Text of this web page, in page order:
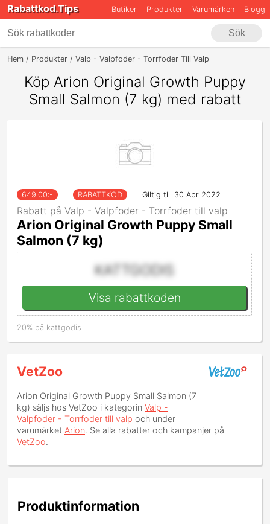
Rabattkod.Tips Butiker Produkter Varumärken Blogg
Sök
Hem Produkter Valp - Valpfoder - Torrfoder Till Valp
Köp Arion Original Growth Puppy
Small Salmon (7 kg) med rabatt
649.00:- RABATTKOD Giltig till 30 Apr 2022
Rabatt på Valp - Valpfoder - Torrfoder till valp
Arion Original Growth Puppy Small
Salmon (7 kg)
KATTGODIS
Visa rabattkoden
20% på kattgodis
VetZoo
Arion Original Growth Puppy Small Salmon (7
kg) säljs hos VetZoo i kategorin Valp -
Valpfoder - Torrfoder till valp och under
varumärket Arion. Se alla rabatter och kampanjer på
VetZoo.
Produktinformation